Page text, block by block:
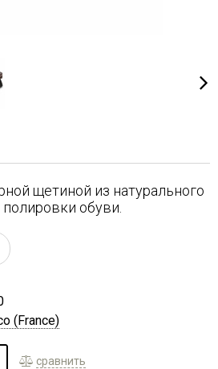
щетиной из натурального
обуви.
(France)
сравнить